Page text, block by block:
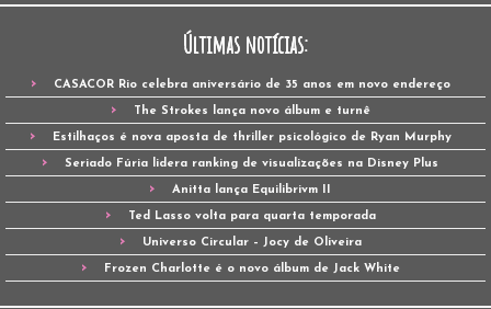
Últimas notícias:
CASACOR Rio celebra aniversário de 35 anos em novo endereço
The Strokes lança novo álbum e turnê
Estilhaços é nova aposta de thriller psicológico de Ryan Murphy
Seriado Fúria lidera ranking de visualizações na Disney Plus
Anitta lança Equilibrivm II
Ted Lasso volta para quarta temporada
Universo Circular – Jocy de Oliveira
Frozen Charlotte é o novo álbum de Jack White